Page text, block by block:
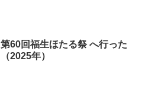
第60回福生ほたる祭 へ行った
（2025年）